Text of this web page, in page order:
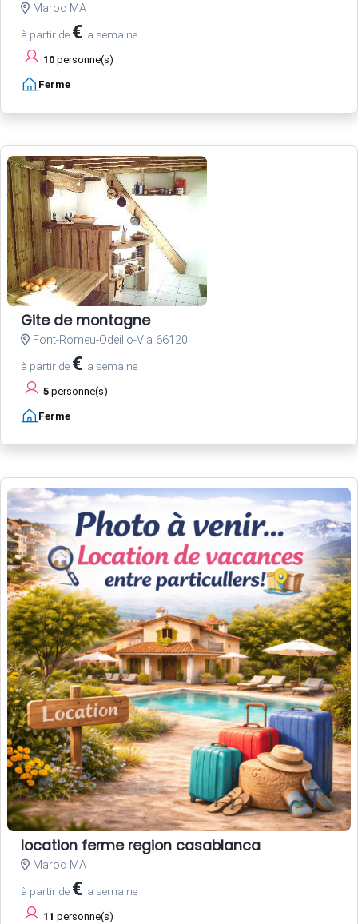
Maroc MA
à partir de € la semaine
10 personne(s)
Ferme
Gite de montagne
Font-Romeu-Odeillo-Via 66120
à partir de € la semaine
5 personne(s)
Ferme
location ferme region casablanca
Maroc MA
à partir de € la semaine
11 personne(s)